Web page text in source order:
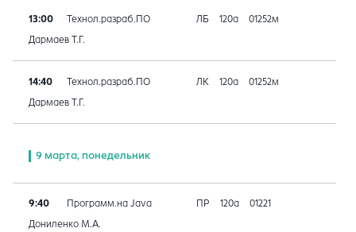
13:00 Технол.разраб.ПО ЛБ 120а 01252м
Дармаев Т.Г.
14:40 Технол.разраб.ПО ЛК 120а 01252м
Дармаев Т.Г.
9 марта, понедельник
9:40 Программ.на Java ПР 120а 01221
Дониленко М.А.